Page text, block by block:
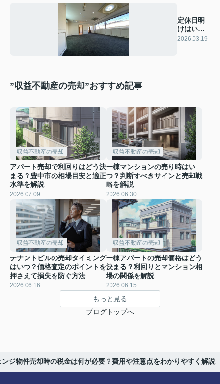
定休日明
けはいつ
もバタバ
2026.03.19
”収益不動産の売却”おすすめ記事
収益不動産の売却
アパート売却で利回りはどう決
まる？豊中市の相場目安と適正
水準を解説
2026.07.09
収益不動産の売却
一棟マンションの売り時はい
つ？判断すべきサインと売却戦
略を解説
2026.06.30
収益不動産の売却
テナントビルの売却タイミング
はいつ？価格査定のポイントを
押さえて損失を防ぐ方法
2026.06.16
収益不動産の売却
一棟アパートの売却価格はどう
決まる？利回りとマンション相
場の関係を解説
2026.06.15
もっと見る
ブログトップへ
ジ物件売却時の税金は何が必要？費用や注意点をわかりやすく解説